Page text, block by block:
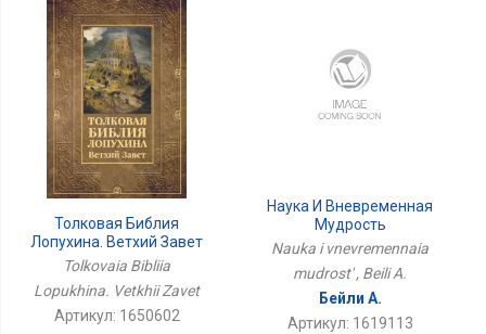
Толковая Библия
Лопухина. Ветхий Завет
Tolkovaia Bibliia
Lopukhina. Vetkhii Zavet
Артикул: 1650602
Наука И Вневременная
Мудрость
Nauka i vnevremennaia
mudrost' , Beili A.
Бейли А.
Артикул: 1619113